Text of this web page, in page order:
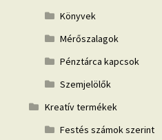
Könyvek
Mérőszalagok
Pénztárca kapcsok
Szemjelölők
Kreatív termékek
Festés számok szerint